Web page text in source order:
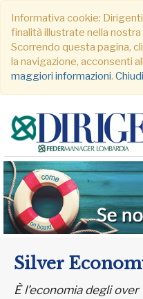
Informativa cookie:
finalità illustrate nella
Scorrendo questa pagina,
la navigazione, acconsenti
maggiori informazioni.
Silver
È l’economia degli